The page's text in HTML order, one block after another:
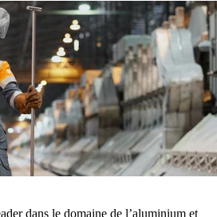
dans le domaine de l’aluminium et